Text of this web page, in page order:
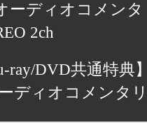
ーディオコメン
2ch
ray/DVD共通特典
ーディオコメンタ